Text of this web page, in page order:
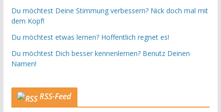
Du möchtest Deine Stimmung verbessern? Nick doch mal mit
dem Kopf!
Du möchtest etwas lernen? Hoffentlich regnet es!
Du möchtest Dich besser kennenlernen? Benutz Deinen
Namen!
RSS-Feed